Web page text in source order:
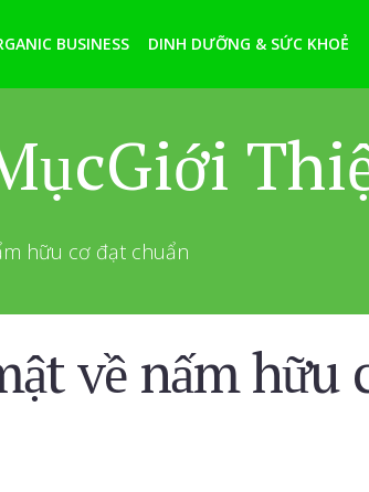
BUSINESS DINH DƯỠNG & SỨC KHOẺ
hữu cơ đạt chuẩn
về nấm hữu